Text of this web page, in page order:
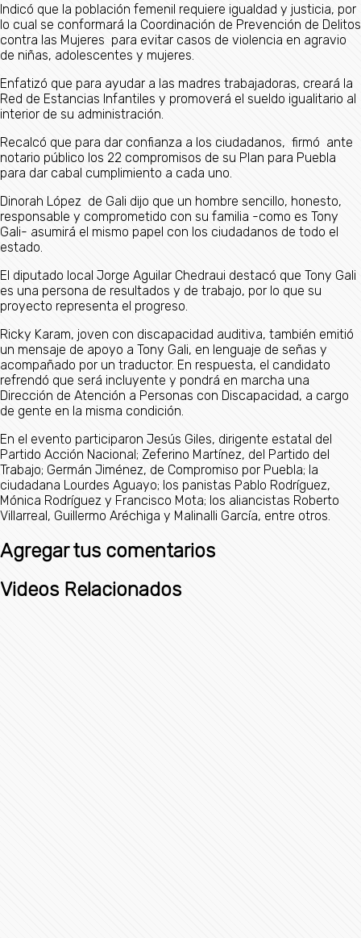
Indicó que la población femenil requiere igualdad y justicia, por
lo cual se conformará la Coordinación de Prevención de Delitos
contra las Mujeres para evitar casos de violencia en agravio
de niñas, adolescentes y mujeres.
Enfatizó que para ayudar a las madres trabajadoras, creará la
Red de Estancias Infantiles y promoverá el sueldo igualitario al
interior de su administración.
Recalcó que para dar confianza a los ciudadanos, firmó ante
notario público los 22 compromisos de su Plan para Puebla
para dar cabal cumplimiento a cada uno.
Dinorah López de Gali dijo que un hombre sencillo, honesto,
responsable y comprometido con su familia -como es Tony
Gali- asumirá el mismo papel con los ciudadanos de todo el
estado.
El diputado local Jorge Aguilar Chedraui destacó que Tony Gali
es una persona de resultados y de trabajo, por lo que su
proyecto representa el progreso.
Ricky Karam, joven con discapacidad auditiva, también emitió
un mensaje de apoyo a Tony Gali, en lenguaje de señas y
acompañado por un traductor. En respuesta, el candidato
refrendó que será incluyente y pondrá en marcha una
Dirección de Atención a Personas con Discapacidad, a cargo
de gente en la misma condición.
En el evento participaron Jesús Giles, dirigente estatal del
Partido Acción Nacional; Zeferino Martínez, del Partido del
Trabajo; Germán Jiménez, de Compromiso por Puebla; la
ciudadana Lourdes Aguayo; los panistas Pablo Rodríguez,
Mónica Rodríguez y Francisco Mota; los aliancistas Roberto
Villarreal, Guillermo Aréchiga y Malinalli García, entre otros.
Agregar tus comentarios
Videos Relacionados